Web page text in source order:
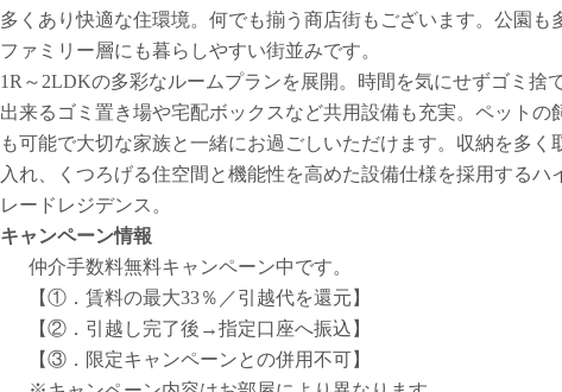
多くあり快適な住環境。何でも揃う商店街もございます。公園も
ファミリー層にも暮らしやすい街並みです。
1R～2LDKの多彩なルームプランを展開。時間を気にせずゴミ捨
出来るゴミ置き場や宅配ボックスなど共用設備も充実。ペットの
も可能で大切な家族と一緒にお過ごしいただけます。収納を多く
入れ、くつろげる住空間と機能性を高めた設備仕様を採用するハ
レードレジデンス。
キャンペーン情報
仲介手数料無料キャンペーン中です。
【①．賃料の最大33％／引越代を還元】
【②．引越し完了後→指定口座へ振込】
【③．限定キャンペーンとの併用不可】